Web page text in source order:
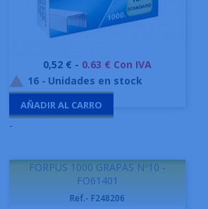
Precio
0,52 € - 0.63 € Con IVA
 16 - Unidades en stock
AÑADIR AL CARRO
-
FORPUS 1000 GRAPAS Nº10 -
FO61401
Ref.- F248206